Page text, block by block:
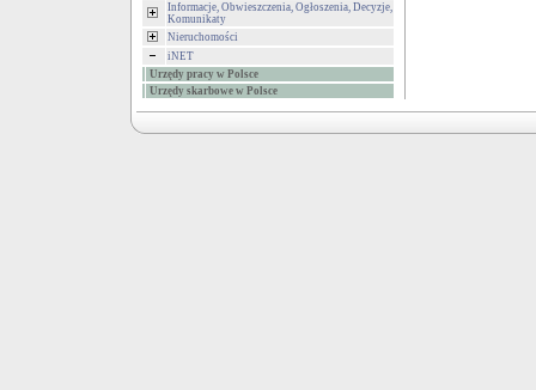
Informacje, Obwieszczenia, Ogłoszenia, Decyzje,
Komunikaty
Nieruchomości
iNET
Urzędy pracy w Polsce
Urzędy skarbowe w Polsce